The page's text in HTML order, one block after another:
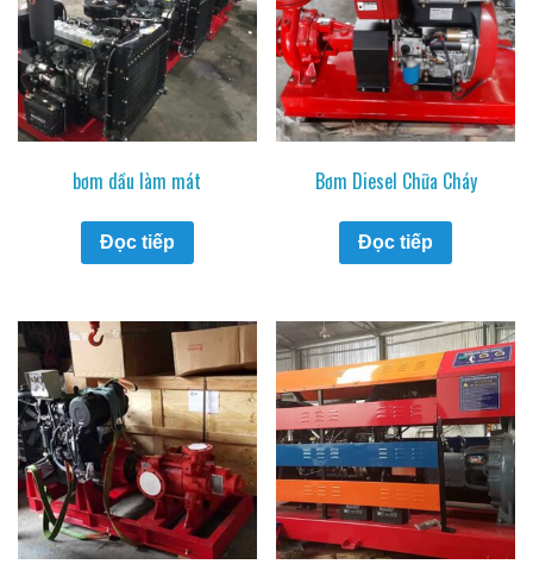
bơm dầu làm mát
Đọc tiếp
Bơm Diesel Chữa Cháy
Đọc tiếp